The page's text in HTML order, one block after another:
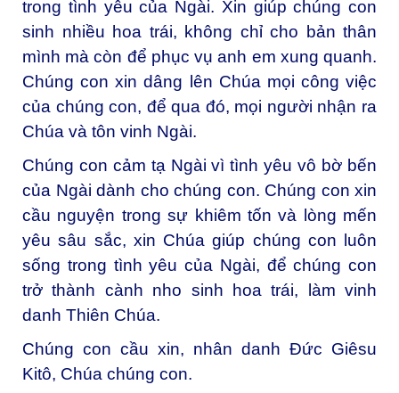
trong tình yêu của Ngài. Xin giúp chúng con
sinh nhiều hoa trái, không chỉ cho bản thân
mình mà còn để phục vụ anh em xung quanh.
Chúng con xin dâng lên Chúa mọi công việc
của chúng con, để qua đó, mọi người nhận ra
Chúa và tôn vinh Ngài.
Chúng con cảm tạ Ngài vì tình yêu vô bờ bến
của Ngài dành cho chúng con. Chúng con xin
cầu nguyện trong sự khiêm tốn và lòng mến
yêu sâu sắc, xin Chúa giúp chúng con luôn
sống trong tình yêu của Ngài, để chúng con
trở thành cành nho sinh hoa trái, làm vinh
danh Thiên Chúa.
Chúng con cầu xin, nhân danh Đức Giêsu
Kitô, Chúa chúng con.